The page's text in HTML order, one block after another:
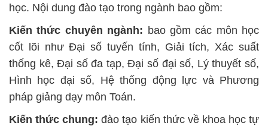
học. Nội dung đào tạo trong ngành bao gồm:
Kiến thức chuyên ngành: bao gồm các môn học
cốt lõi như Đại số tuyến tính, Giải tích, Xác suất
thống kê, Đại số đa tạp, Đại số đại số, Lý thuyết số,
Hình học đại số, Hệ thống động lực và Phương
pháp giảng dạy môn Toán.
Kiến thức chung: đào tạo kiến thức về khoa học tự